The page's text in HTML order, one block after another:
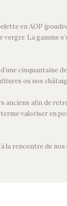
en AOP
La gamme
cinquantaine
ou nos
anciens afin de
valoriser en
la rencontre de